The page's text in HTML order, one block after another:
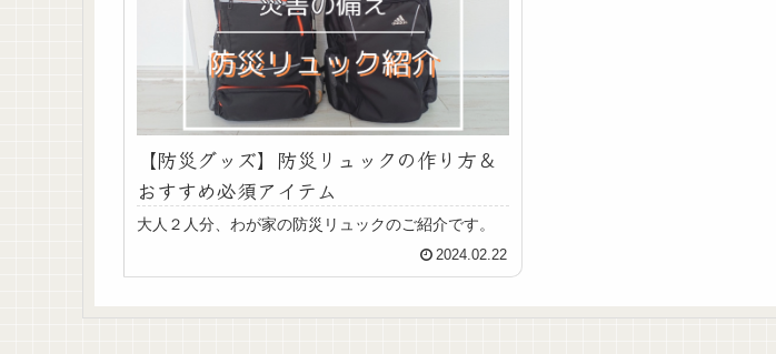
【防災グッズ】防災リュックの作り方＆
おすすめ必須アイテム
大人２人分、わが家の防災リュックのご紹介です。
2024.02.22